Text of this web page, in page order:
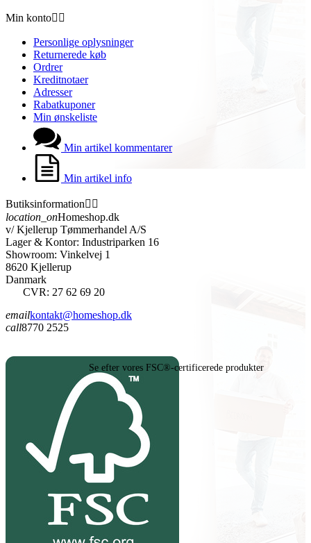
Min konto 
Personlige oplysninger
Returnerede køb
Ordrer
Kreditnotaer
Adresser
Rabatkuponer
Min ønskeliste
Min artikel kommentarer
Min artikel info
Butiksinformation 
location_onHomeshop.dk
v/ Kjellerup Tømmerhandel A/S
Lager & Kontor: Industriparken 16
Showroom: Vinkelvej 1
8620 Kjellerup
Danmark
CVR: 27 62 69 20
emailkontakt@homeshop.dk
call8770 2525
Se efter vores FSC®-certificerede produkter